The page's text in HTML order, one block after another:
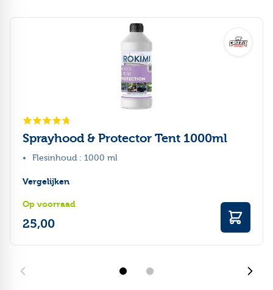
Druk om carrousel over te slaan
Sprayhood & Protector Tent 1000ml
Flesinhoud : 1000 ml
Vergelijken
Op voorraad
25,00